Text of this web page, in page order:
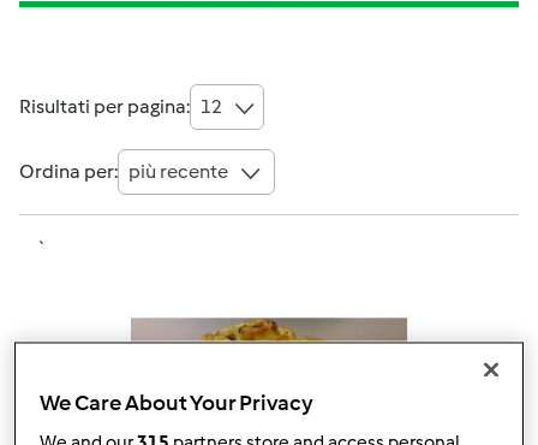
Risultati per pagina: 12
Ordina per: più recente
`
We Care About Your Privacy